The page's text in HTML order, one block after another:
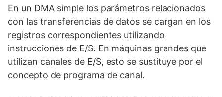
En un DMA simple los parámetros relacionados
con las transferencias de datos se cargan en los
registros correspondientes utilizando
instrucciones de E/S. En máquinas grandes que
utilizan canales de E/S, esto se sustituye por el
concepto de programa de canal.